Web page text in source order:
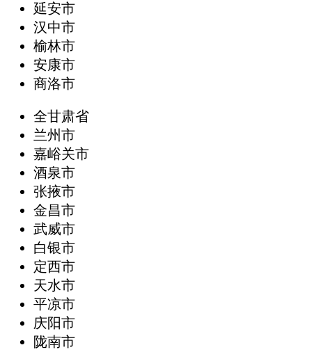
延安市
汉中市
榆林市
安康市
商洛市
全甘肃省
兰州市
嘉峪关市
酒泉市
张掖市
金昌市
武威市
白银市
定西市
天水市
平凉市
庆阳市
陇南市